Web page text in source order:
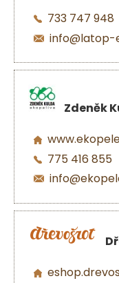
733 747 948
info@latop-
Zdeněk
775 416 855